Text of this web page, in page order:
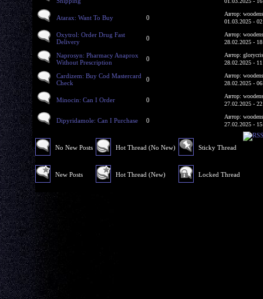
Atarax: Want To Buy 0
Автор:
01.03.2025 -
Oxytrol: Order Drug Fast
Delivery
0
Автор:
28.02.2025 -
Naprosyn: Pharmacy Anaprox
Without Prescription
0
Автор:
28.02.2025 -
Cardizem: Buy Cod Mastercard
Check
0
Автор:
28.02.2025 -
Minocin: Can I Order 0
Автор:
27.02.2025 -
Dipyridamole: Can I Purchase 0
Автор:
27.02.2025 -
No New Posts
New Posts
Hot Thread (No New)
Hot Thread (New)
Sticky Thread
Locked Thread